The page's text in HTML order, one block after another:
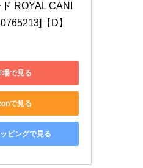
ROYAL CANI
【D】
場で見る
で見る
ピングで見る